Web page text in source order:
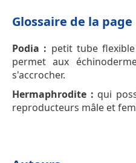
Glossaire de la page
Podia : petit tube
permet aux
s'accrocher.
Hermaphrodite : qui
reproducteurs mâle et